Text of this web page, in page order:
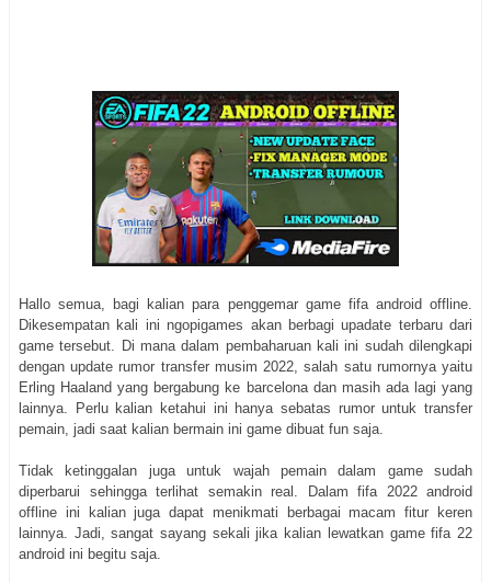
Hallo semua, bagi kalian para penggemar game fifa android offline.
Dikesempatan kali ini ngopigames akan berbagi upadate terbaru dari
game tersebut. Di mana dalam pembaharuan kali ini sudah dilengkapi
dengan update rumor transfer musim 2022, salah satu rumornya yaitu
Erling Haaland yang bergabung ke barcelona dan masih ada lagi yang
lainnya. Perlu kalian ketahui ini hanya sebatas rumor untuk transfer
pemain, jadi saat kalian bermain ini game dibuat fun saja.
Tidak ketinggalan juga untuk wajah pemain dalam game sudah
diperbarui sehingga terlihat semakin real. Dalam fifa 2022 android
offline ini kalian juga dapat menikmati berbagai macam fitur keren
lainnya. Jadi, sangat sayang sekali jika kalian lewatkan game fifa 22
android ini begitu saja.